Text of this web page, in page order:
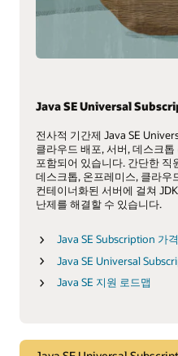
Java SE Universal
전사적 기간제 Java SE
클라우드 배포, 서버, 데스크
포함되어 있습니다. 간단한 직
데스크톱, 온프레미스, 클라우
컨테이너화된 서버에 걸쳐
난제를 해결할 수 있습니다.
Java SE Subscription 가
Java SE Universal
Java SE 지원 로드맵